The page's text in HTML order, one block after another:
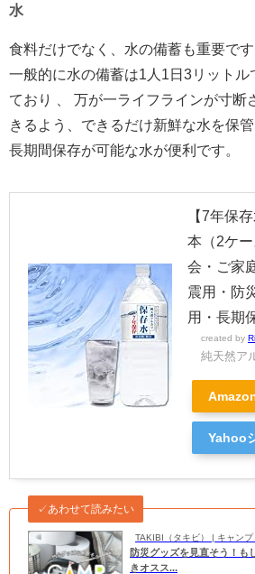
水
食料だけでなく、水の備蓄も重要です
一般的に水の備蓄は1人1日3リット
ており 、 万が一ライフラインが寸断
きるよう、できるだけ新鮮な水を保
長期間保存が可能な水が便利です。
【7年保
本（2ケ
会・ご家
震用・防
用・長期
created by
純天然ア
Yahoo
TAKIBI（タキビ） | キャン
✓あわせて読みたい
防災グッズを見直そう！も
きオスス...